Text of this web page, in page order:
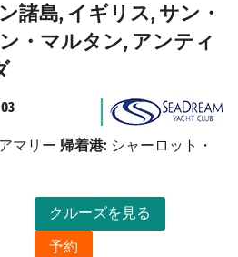
諸島, イギリス, サン・
・マルタン, アンティ
クルーズを見る
予約
マリー 帰着港: シャーロット・